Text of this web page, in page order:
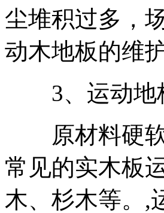
尘堆积过多，
动木地板的维
3、运动地
原材料硬软
常见的实木板
木、杉木等。,